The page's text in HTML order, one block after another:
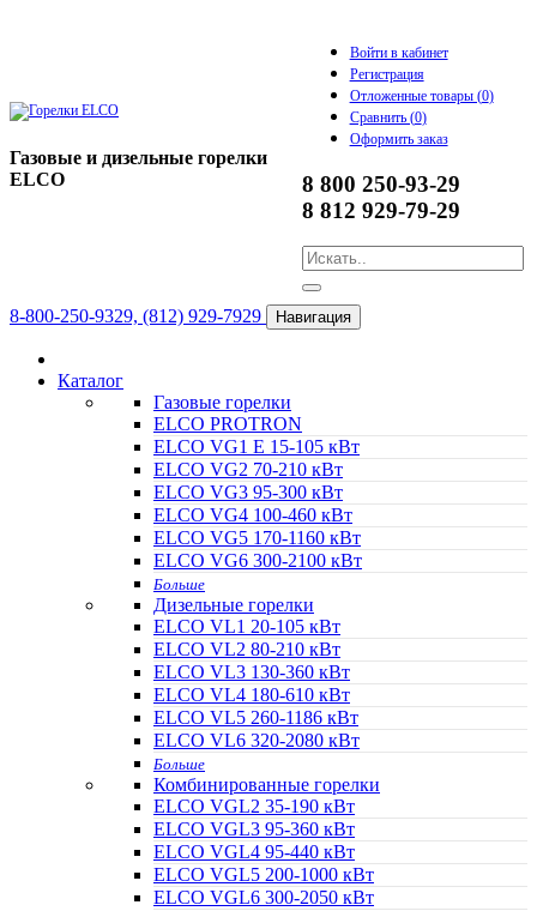
Газовые и дизельные горелки
ELCO
Войти в кабинет
Регистрация
Отложенные товары (0)
Сравнить (0)
Оформить заказ
8 800 250-93-29
8 812 929-79-29
8-800-250-9329, (812) 929-7929 Навигация
Каталог
Газовые горелки
ELCO PROTRON
ELCO VG1 E 15-105 кВт
ELCO VG2 70-210 кВт
ELCO VG3 95-300 кВт
ELCO VG4 100-460 кВт
ELCO VG5 170-1160 кВт
ELCO VG6 300-2100 кВт
Больше
Дизельные горелки
ELCO VL1 20-105 кВт
ELCO VL2 80-210 кВт
ELCO VL3 130-360 кВт
ELCO VL4 180-610 кВт
ELCO VL5 260-1186 кВт
ELCO VL6 320-2080 кВт
Больше
Комбинированные горелки
ELCO VGL2 35-190 кВт
ELCO VGL3 95-360 кВт
ELCO VGL4 95-440 кВт
ELCO VGL5 200-1000 кВт
ELCO VGL6 300-2050 кВт